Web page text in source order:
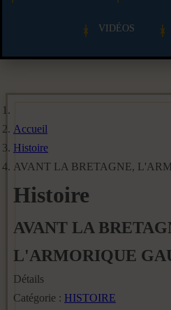
VIDÉOS
Accueil
Histoire
AVANT LA BRETAGNE,
Histoire
AVANT LA
L'ARMORIQUE
Détails
Catégorie : HISTOIRE